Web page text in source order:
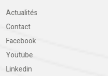
Actualités
Contact
Facebook
Youtube
Linkedin